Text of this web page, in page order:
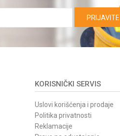
KORISNIČKI SERVIS
Uslovi korišćenja i prodaje
Politika privatnosti
Reklamacije